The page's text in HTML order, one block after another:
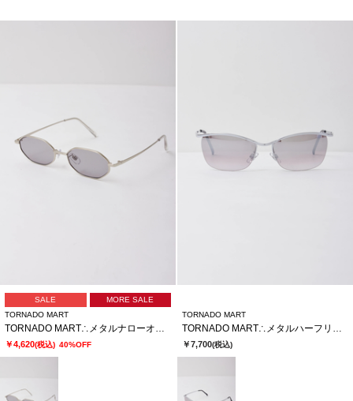
SALE
MORE SALE
TORNADO MART
￥4,620(税込) 40%OFF
TORNADO MART
￥7,700(税込)